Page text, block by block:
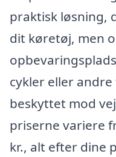
praktisk løsning,
dit køretøj, men
cykler eller
beskyttet mod
priserne variere
kr., alt efter dine